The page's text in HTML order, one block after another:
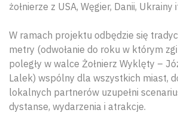
żołnierze z USA, Węgier, Danii, Ukrainy
W ramach projektu odbędzie się
metry (odwołanie do roku w którym
poległy w walce Żołnierz Wyklęty –
Lalek) wspólny dla wszystkich miast,
lokalnych partnerów uzupełni
dystanse, wydarzenia i atrakcje.